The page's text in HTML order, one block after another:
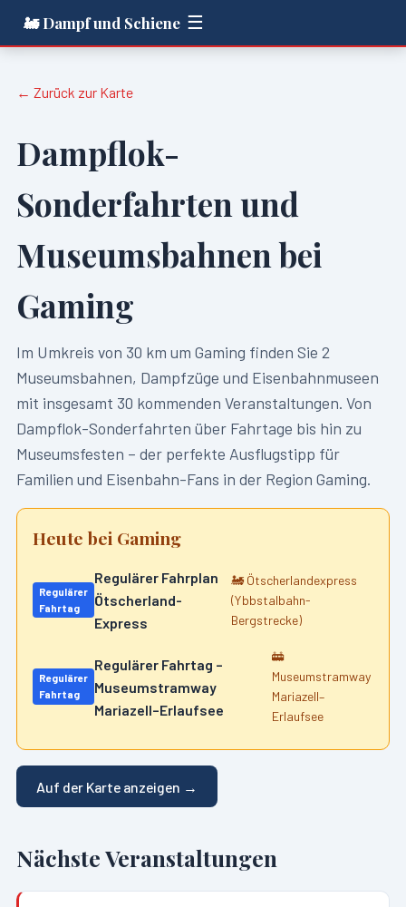
🚂 Dampf und Schiene ☰
← Zurück zur Karte
Dampflok-
Sonderfahrten und
Museumsbahnen bei
Gaming
Im Umkreis von 30 km um Gaming finden Sie 2
Museumsbahnen, Dampfzüge und Eisenbahnmuseen
mit insgesamt 30 kommenden Veranstaltungen. Von
Dampflok-Sonderfahrten über Fahrtage bis hin zu
Museumsfesten – der perfekte Ausflugstipp für
Familien und Eisenbahn-Fans in der Region Gaming.
Heute bei Gaming
Regulärer
Fahrtag
Regulärer Fahrplan
Ötscherland-
Express
🚂 Ötscherlandexpress
(Ybbstalbahn-
Bergstrecke)
Regulärer
Fahrtag
Regulärer Fahrtag –
Museumstramway
Mariazell–Erlaufsee
🚋
Museumstramway
Mariazell–
Erlaufsee
Auf der Karte anzeigen →
Nächste Veranstaltungen